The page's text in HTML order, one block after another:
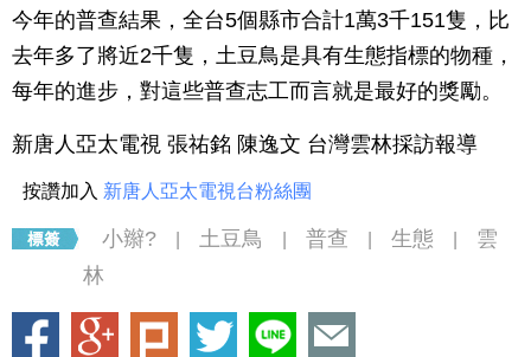
今年的普查結果，全台5個縣市合計1萬3千151隻，比
去年多了將近2千隻，土豆鳥是具有生態指標的物種，
每年的進步，對這些普查志工而言就是最好的獎勵。
新唐人亞太電視 張祐銘 陳逸文 台灣雲林採訪報導
按讚加入 新唐人亞太電視台粉絲團
小辮? 土豆鳥 普查 生態
雲
林